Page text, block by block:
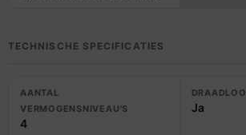
TECHNISCHE SPECIFICATIES
AANTAL
VERMOGENSNIVEAU'S
4
Ja